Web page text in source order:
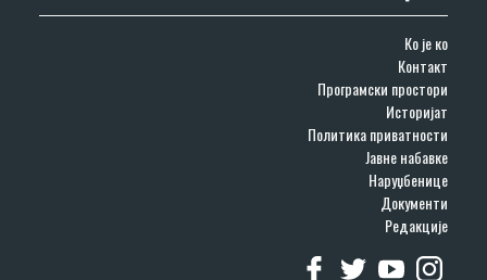
Ко је ко
Контакт
Програмски простори
Историјат
Политика приватности
Јавне набавке
Наруџбенице
Документи
Редакције